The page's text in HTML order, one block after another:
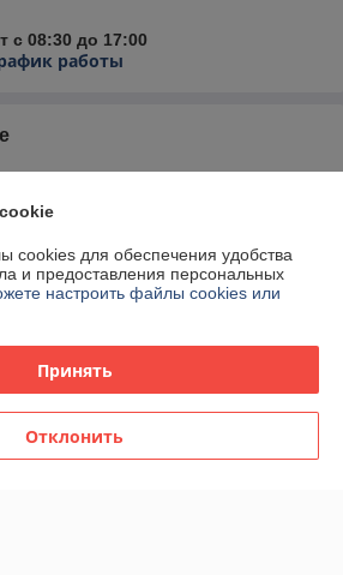
с 08:30 до 17:00
работы
cookies для обеспечения удобства
и предоставления персональных
настроить файлы cookies или
Принять
Отклонить